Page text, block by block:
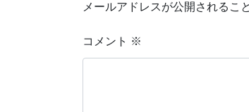
メールアドレスが公開されるこ
コメント ※